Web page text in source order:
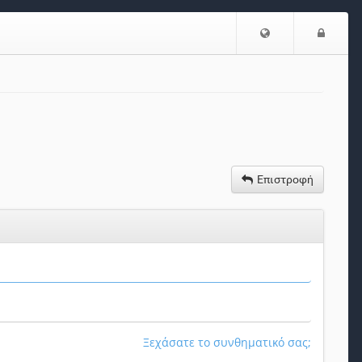
Επιλογή
Επιστροφή
Ξεχάσατε το συνθηματικό σας;